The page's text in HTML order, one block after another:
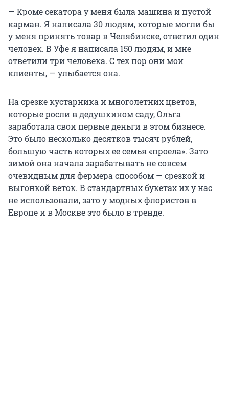
— Кроме секатора у меня была машина и пустой
карман. Я написала 30 людям, которые могли бы
у меня принять товар в Челябинске, ответил один
человек. В Уфе я написала 150 людям, и мне
ответили три человека. С тех пор они мои
клиенты, — улыбается она.
На срезке кустарника и многолетних цветов,
которые росли в дедушкином саду, Ольга
заработала свои первые деньги в этом бизнесе.
Это было несколько десятков тысяч рублей,
большую часть которых ее семья «проела». Зато
зимой она начала зарабатывать не совсем
очевидным для фермера способом — срезкой и
выгонкой веток. В стандартных букетах их у нас
не использовали, зато у модных флористов в
Европе и в Москве это было в тренде.